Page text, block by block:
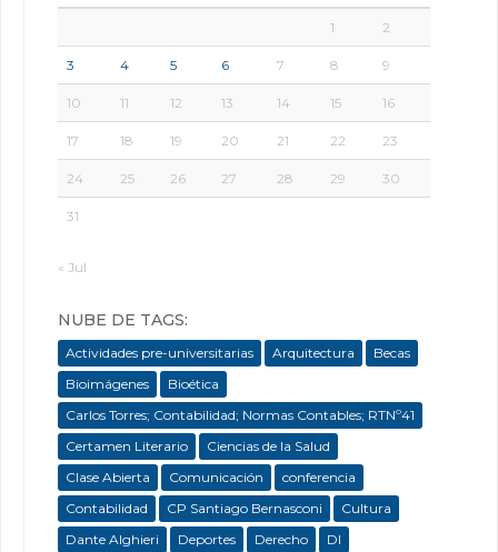
1 2
3 4 5 6 7 8 9
10 11 12 13 14 15 16
17 18 19 20 21 22 23
24 25 26 27 28 29 30
31
« Jul
NUBE DE TAGS:
Actividades pre-universitarias Arquitectura
Becas
Bioimágenes
Bioética
Carlos Torres; Contabilidad; Normas Contables; RTNº41
Certamen Literario
Ciencias de la Salud
Clase Abierta
Comunicación
conferencia
Contabilidad
CP Santiago Bernasconi
Cultura
Dante Alghieri
Deportes Derecho
DI